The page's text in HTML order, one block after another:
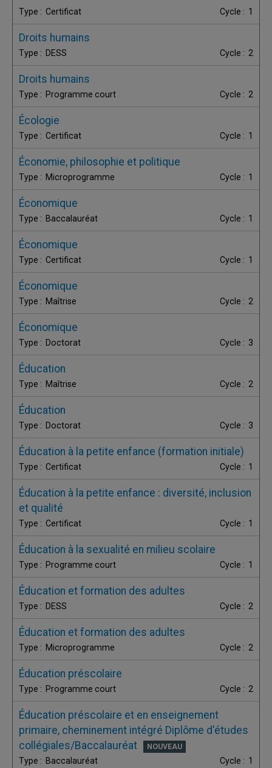
Certificat 1
Droits humains
DESS 2
Droits humains
Programme court 2
Écologie
Certificat 1
Économie, philosophie et politique
Microprogramme 1
Économique
Baccalauréat 1
Économique
Certificat 1
Économique
Maîtrise 2
Économique
Doctorat 3
Éducation
Maîtrise 2
Éducation
Doctorat 3
Éducation à la petite enfance (formation initiale)
Certificat 1
Éducation à la petite enfance : diversité, inclusion
et qualité
Certificat 1
Éducation à la sexualité en milieu scolaire
Programme court 1
Éducation et formation des adultes
DESS 2
Éducation et formation des adultes
Microprogramme 2
Éducation préscolaire
Programme court 2
Éducation préscolaire et en enseignement
primaire, cheminement intégré Diplôme d'études
collégiales/Baccalauréat
Baccalauréat 1